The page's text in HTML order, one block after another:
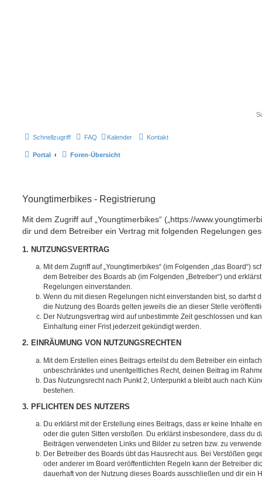
Schnellzugriff FAQ Kalender Kontakt
Portal Foren-Übersicht
Youngtimerbikes - Registrierung
Mit dem Zugriff auf „Youngtimerbikes“ („https://
dir und dem Betreiber ein Vertrag mit folgenden Regelungen
1. NUTZUNGSVERTRAG
Mit dem Zugriff auf „Youngtimerbikes“ (im Folgenden „das Board“)
dem Betreiber des Boards ab (im Folgenden „Betreiber“) und
Regelungen einverstanden.
Wenn du mit diesen Regelungen nicht einverstanden bist, so darfst
die Nutzung des Boards gelten jeweils die an dieser Stelle
Der Nutzungsvertrag wird auf unbestimmte Zeit geschlossen und
Einhaltung einer Frist jederzeit gekündigt werden.
2. EINRÄUMUNG VON NUTZUNGSRECHTEN
Mit dem Erstellen eines Beitrags erteilst du dem Betreiber ein
unbeschränktes und unentgeltliches Recht, deinen Beitrag im
Das Nutzungsrecht nach Punkt 2, Unterpunkt a bleibt auch nach
bestehen.
3. PFLICHTEN DES NUTZERS
Du erklärst mit der Erstellung eines Beitrags, dass er keine Inhalte
oder die guten Sitten verstoßen. Du erklärst insbesondere, dass du
Beiträgen verwendeten Links und Bilder zu setzen bzw. zu
Der Betreiber des Boards übt das Hausrecht aus. Bei Verstößen
oder anderer im Board veröffentlichten Regeln kann der Betreiber
dauerhaft von der Nutzung dieses Boards ausschließen und dir ein